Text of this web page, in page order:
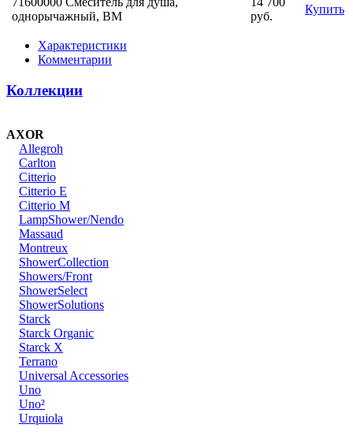
однорычажный, ВМ
руб.
Купить
Характеристики
Комментарии
Коллекции
AXOR
Allegroh
Carlton
Citterio
Citterio E
Citterio M
LampShower/Nendo
Massaud
Montreux
ShowerCollection
Showers/Front
ShowerSelect
ShowerSolutions
Starck
Starck Organic
Starck X
Terrano
Universal Accessories
Uno
Uno²
Urquiola